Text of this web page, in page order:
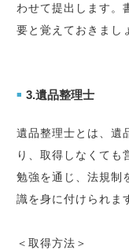
わせて提出します。
要と覚えておきまし
■ 3.遺品整理士
遺品整理士とは、遺
り、取得しなくても
勉強を通じ、法規制
識を身に付けられま
＜取得方法＞